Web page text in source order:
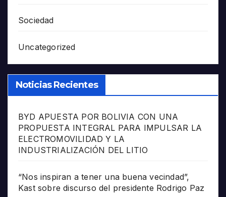
Sociedad
Uncategorized
Noticias Recientes
BYD APUESTA POR BOLIVIA CON UNA
PROPUESTA INTEGRAL PARA IMPULSAR LA
ELECTROMOVILIDAD Y LA
INDUSTRIALIZACIÓN DEL LITIO
“Nos inspiran a tener una buena vecindad”,
Kast sobre discurso del presidente Rodrigo Paz